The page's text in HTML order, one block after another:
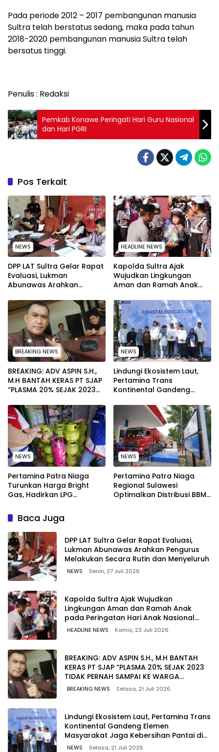
Pada periode 2012 – 2017 pembangunan manusia
Sultra telah berstatus sedang, maka pada tahun
2018-2020 pembangunan manusia Sultra telah
bersatus tinggi.
Penulis : Redaksi
Pemkab Konawe Peringati Hari Guru Nasional
dan Hari PGRI
Pos Terkait
NEWS
‎DPP LAT Sultra Gelar Rapat
Evaluasi, Lukman
Abunawas Arahkan
Secara Rutin dan
Menyeluruh
HEADLINE NEWS
Kapolda Sultra Ajak
Wujudkan Lingkungan
Aman dan Ramah Anak
Nasional 2026
BREAKING NEWS
BREAKING: ADV ASPIN S.H.,
M.H BANTAH KERAS PT SJAP
“PLASMA 20% SEJAK 2023
WARGA WAWOONE!
NEWS
Lindungi Ekosistem Laut,
Pertamina Trans
Kontinental Gandeng
Kebersihan Pantai di
Bitung, Sulawesi
NEWS
Pertamina Patra Niaga
Turunkan Harga Bright
Gas, Hadirkan LPG
Lebih Kompetitif
NEWS
Pertamina Patra Niaga
Regional Sulawesi
Optimalkan Distribusi BBM
Baca Juga
‎DPP LAT Sultra Gelar Rapat Evaluasi,
Lukman Abunawas Arahkan Pengurus
Melakukan Secara Rutin dan Menyeluruh
NEWS Senin, 27 Juli 2026
Kapolda Sultra Ajak Wujudkan
Lingkungan Aman dan Ramah Anak
pada Peringatan Hari Anak Nasional
2026
HEADLINE NEWS Kamis, 23 Juli 2026
BREAKING: ADV ASPIN S.H., M.H BANTAH
KERAS PT SJAP “PLASMA 20% SEJAK 2023
TIDAK PERNAH SAMPAI KE WARGA
WAWOONE!
BREAKING NEWS Selasa, 21 Juli 2026
Lindungi Ekosistem Laut, Pertamina Trans
Kontinental Gandeng Elemen
Masyarakat Jaga Kebersihan Pantai di
Bitung, Sulawesi
NEWS Selasa, 21 Juli 2026